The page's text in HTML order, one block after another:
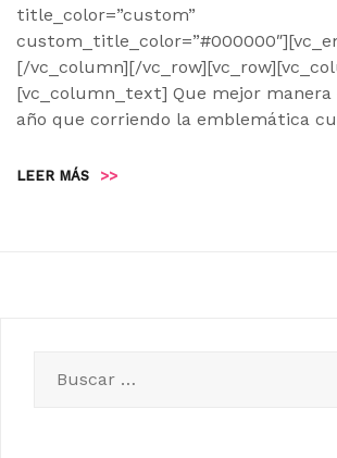
title_color=”custom”
[/vc_column][/
[vc_column_text] Que mejor
año que corriendo la emblemática
LEER MÁS >>